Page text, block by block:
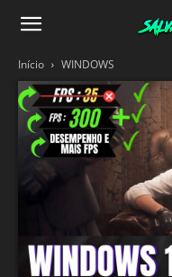
Salvando
Fraco
Início WINDOWS